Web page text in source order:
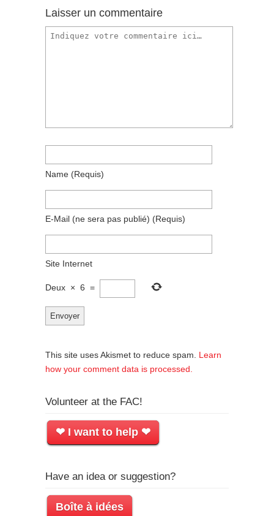
Laisser un commentaire
Name (requis)
E-Mail (ne sera pas publié) (requis)
Site Internet
Deux × 6 =
This site uses Akismet to reduce spam. Learn
how your comment data is processed.
Volunteer at the FAC!
❤ I want to help ❤
Have an idea or suggestion?
Boîte à idées